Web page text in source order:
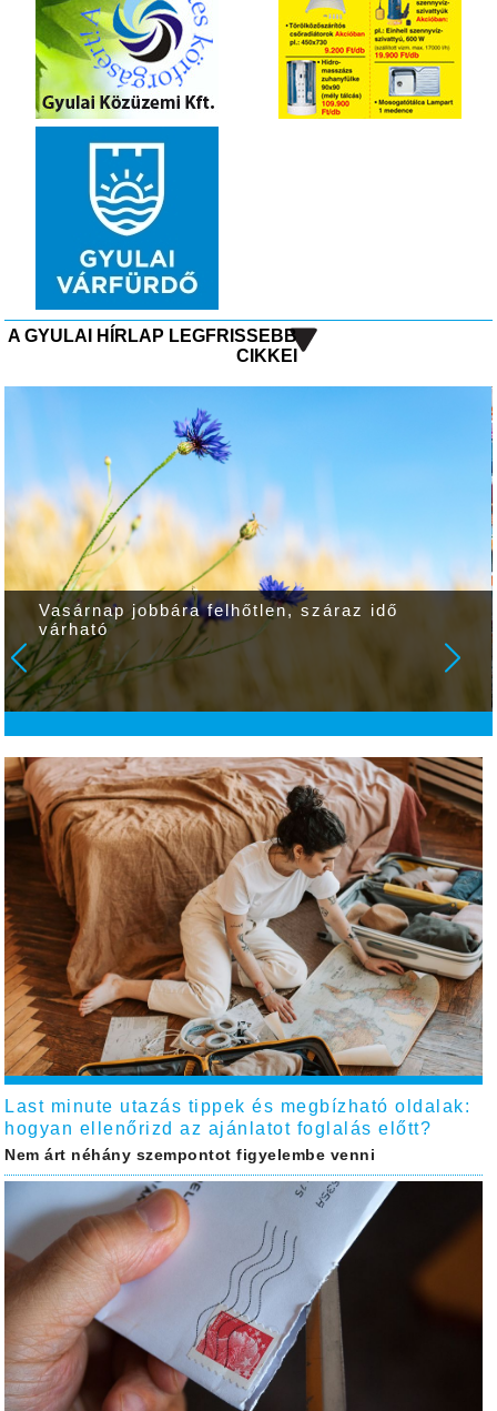
A GYULAI HÍRLAP LEGFRISSEBB
CIKKEI
Vasárnap jobbára felhőtlen, száraz idő
várható
Last minute utazás tippek és megbízható oldalak:
hogyan ellenőrizd az ajánlatot foglalás előtt?
Nem árt néhány szempontot figyelembe venni